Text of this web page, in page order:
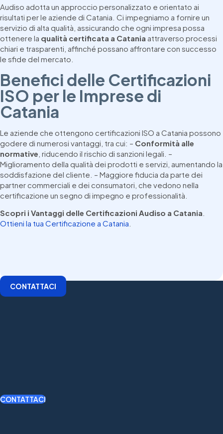
Audiso adotta un approccio personalizzato e orientato ai
risultati per le aziende di Catania. Ci impegniamo a fornire un
servizio di alta qualità, assicurando che ogni impresa possa
ottenere la qualità certificata a Catania attraverso processi
chiari e trasparenti, affinché possano affrontare con successo
le sfide del mercato.
Benefici delle Certificazioni
ISO per le Imprese di
Catania
Le aziende che ottengono certificazioni ISO a Catania possono
godere di numerosi vantaggi, tra cui: – Conformità alle
normative , riducendo il rischio di sanzioni legali. –
Miglioramento della qualità dei prodotti e servizi, aumentando la
soddisfazione del cliente. – Maggiore fiducia da parte dei
partner commerciali e dei consumatori, che vedono nella
certificazione un segno di impegno e professionalità.
Scopri i Vantaggi delle Certificazioni Audiso a Catania
Ottieni la tua Certificazione a Catania
CONTATTACI
CONTATTACI